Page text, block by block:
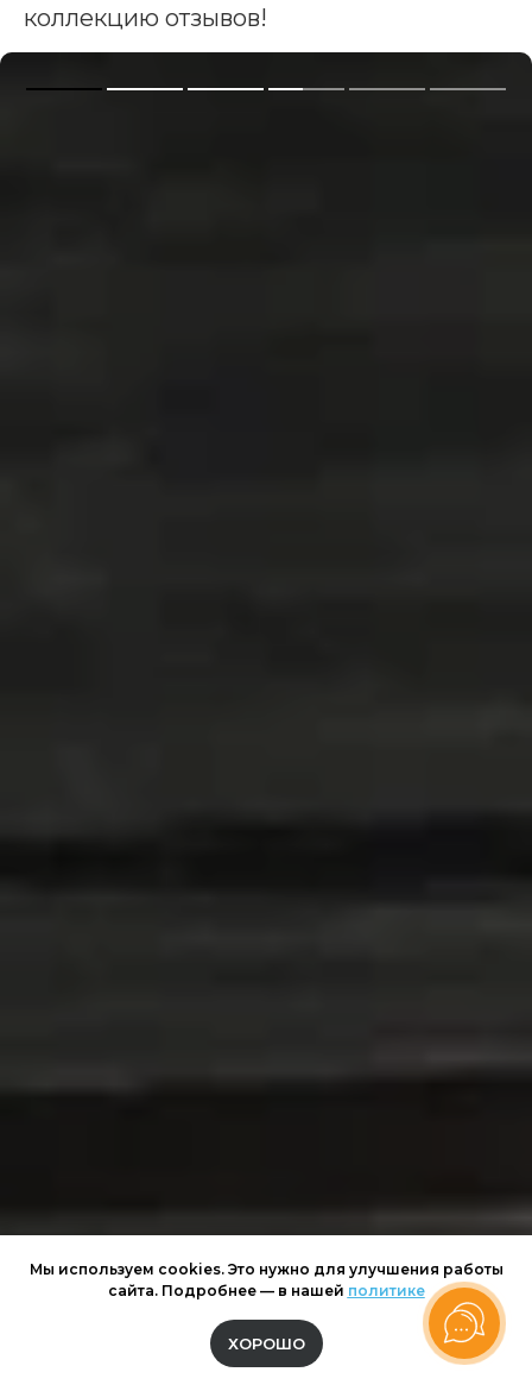
коллекцию отзывов!
Мы используем cookies. Это нужно для улучшения работы
сайта. Подробнее — в нашей политике
ХОРОШО